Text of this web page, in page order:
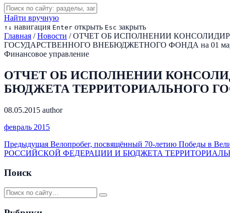
Найти вручную
↑ ↓ навигация Enter открыть Esc закрыть
Главная / Новости / ОТЧЕТ ОБ ИСПОЛНЕНИИ
ГОСУДАРСТВЕННОГО ВНЕБЮДЖЕТНОГО ФОНДА на 01
Финансовое управление
ОТЧЕТ ОБ ИСПОЛНЕНИИ
БЮДЖЕТА ТЕРРИТОРИАЛЬНОГО
08.05.2015 author
февраль 2015
Предыдущая Велопробег, посвящённый 70-летию Победы в
РОССИЙСКОЙ ФЕДЕРАЦИИ И БЮДЖЕТА
Поиск